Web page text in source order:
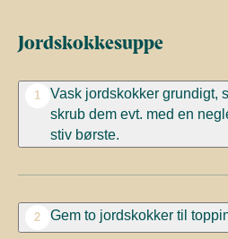
Jordskokkesuppe
1
Vask jordskokker grundigt,
skrub dem evt. med en
stiv børste.
2 Gem to jordskokker til